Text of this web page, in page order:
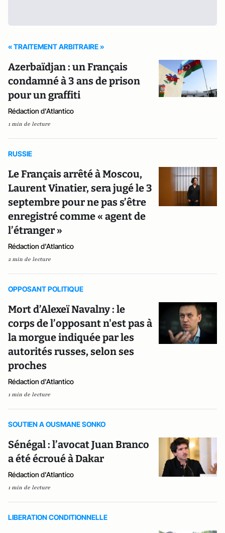
« TRAITEMENT ARBITRAIRE »
Azerbaïdjan : un Français
condamné à 3 ans de prison
pour un graffiti
Rédaction d'Atlantico
1 min de lecture
RUSSIE
Le Français arrêté à Moscou,
Laurent Vinatier, sera jugé le 3
septembre pour ne pas s’être
enregistré comme « agent de
l’étranger »
Rédaction d'Atlantico
2 min de lecture
OPPOSANT POLITIQUE
Mort d’Alexeï Navalny : le
corps de l’opposant n'est pas à
la morgue indiquée par les
autorités russes, selon ses
proches
Rédaction d'Atlantico
1 min de lecture
SOUTIEN A OUSMANE SONKO
Sénégal : l’avocat Juan Branco
a été écroué à Dakar
Rédaction d'Atlantico
1 min de lecture
LIBERATION CONDITIONNELLE